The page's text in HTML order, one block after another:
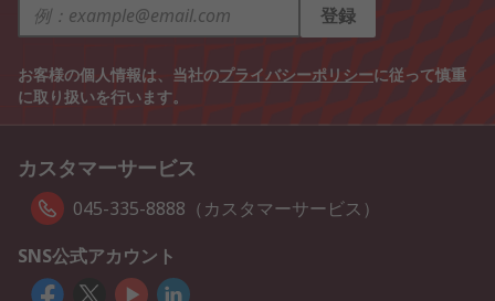
登録
お客様の個人情報は、当社のプライバシーポリシーに従って慎重
に取り扱いを行います。
カスタマーサービス
045-335-8888（カスタマーサービス）
SNS公式アカウント